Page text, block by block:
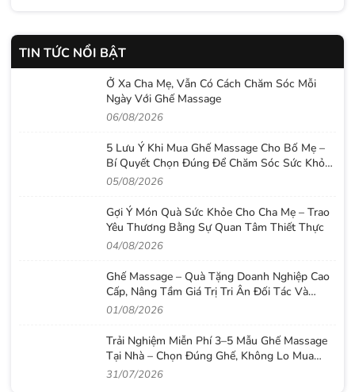
TIN TỨC NỔI BẬT
Ở Xa Cha Mẹ, Vẫn Có Cách Chăm Sóc Mỗi
Ngày Với Ghế Massage
06/08/2026
5 Lưu Ý Khi Mua Ghế Massage Cho Bố Mẹ –
Bí Quyết Chọn Đúng Để Chăm Sóc Sức Khỏe
Lâu Dài
05/08/2026
Gợi Ý Món Quà Sức Khỏe Cho Cha Mẹ – Trao
Yêu Thương Bằng Sự Quan Tâm Thiết Thực
04/08/2026
Ghế Massage – Quà Tặng Doanh Nghiệp Cao
Cấp, Nâng Tầm Giá Trị Tri Ân Đối Tác Và
Nhân Viên
01/08/2026
Trải Nghiệm Miễn Phí 3–5 Mẫu Ghế Massage
Tại Nhà – Chọn Đúng Ghế, Không Lo Mua
Nhầm
31/07/2026